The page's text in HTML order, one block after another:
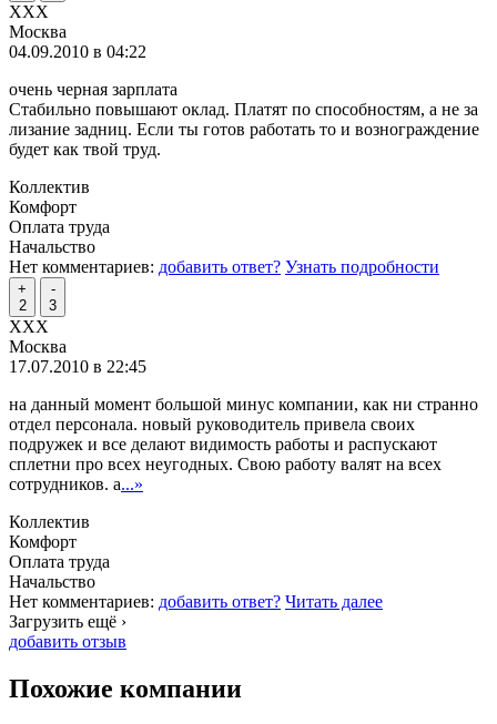
XXX
Москва
04.09.2010 в 04:22
очень черная зарплата
Стабильно повышают оклад. Платят по способностям, а не за
лизание задниц. Если ты готов работать то и вознограждение
будет как твой труд.
Коллектив
Комфорт
Оплата труда
Начальство
Нет комментариев: добавить ответ? Узнать подробности
+
2
-
3
XXX
Москва
17.07.2010 в 22:45
на данный момент большой минус компании, как ни странно
отдел персонала. новый руководитель привела своих
подружек и все делают видимость работы и распускают
сплетни про всех неугодных. Свою работу валят на всех
сотрудников. а...»
Коллектив
Комфорт
Оплата труда
Начальство
Нет комментариев: добавить ответ? Читать далее
Загрузить ещё ›
добавить отзыв
Похожие компании